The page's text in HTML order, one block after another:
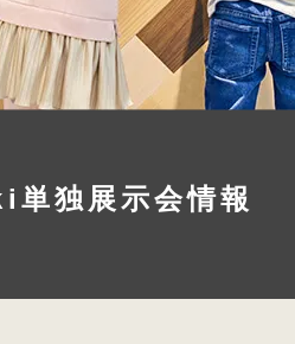
の
ゲッジタグ
リジナルラゲッジ
ったりサイズ。
のディテールを取
ないリコーダーは
独展示会情報